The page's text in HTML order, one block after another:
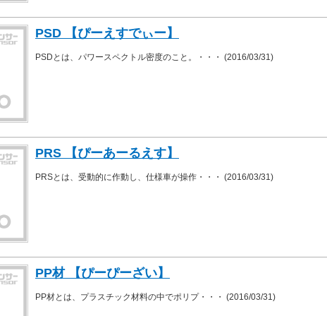
PSD 【ぴーえすでぃー】
PSDとは、パワースペクトル密度のこと。・・・ (2016/03/31)
PRS 【ぴーあーるえす】
PRSとは、受動的に作動し、仕様車が操作・・・ (2016/03/31)
PP材 【ぴーぴーざい】
PP材とは、プラスチック材料の中でポリプ・・・ (2016/03/31)